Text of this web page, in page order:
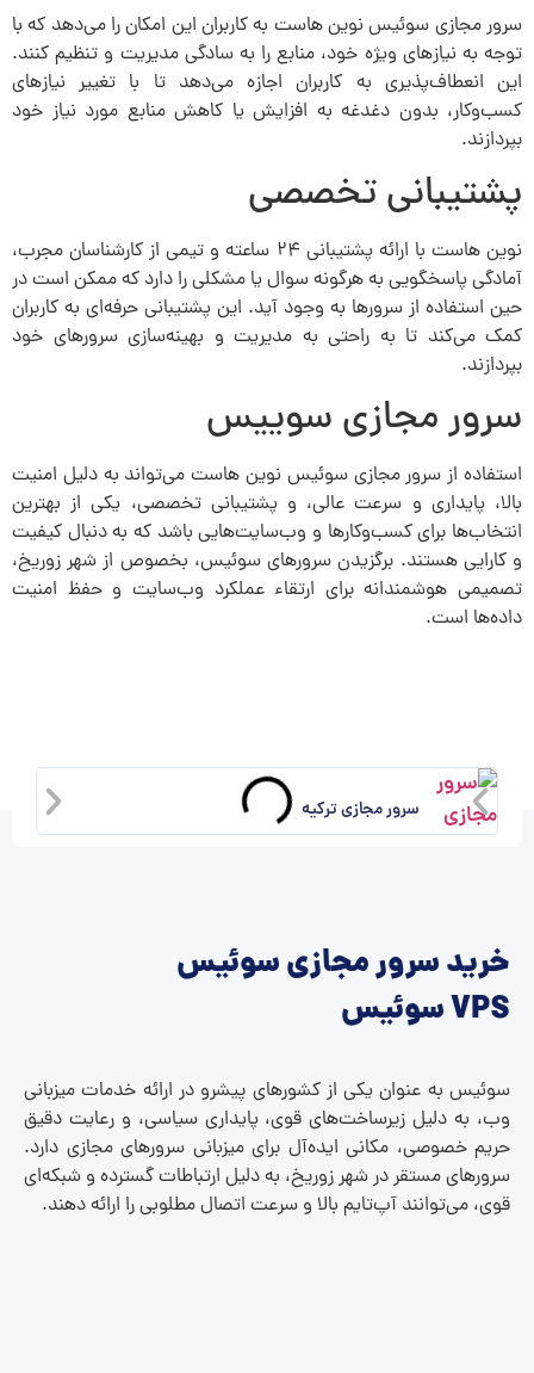
سرور مجازی سوئیس نوین هاست به کاربران این امکان را می‌دهد که با
توجه به نیازهای ویژه خود، منابع را به سادگی مدیریت و تنظیم کنند.
این انعطاف‌پذیری به کاربران اجازه می‌دهد تا با تغییر نیازهای
کسب‌وکار، بدون دغدغه به افزایش یا کاهش منابع مورد نیاز خود
بپردازند.
پشتیبانی تخصصی
نوین هاست با ارائه پشتیبانی ۲۴ ساعته و تیمی از کارشناسان مجرب،
آمادگی پاسخگویی به هرگونه سوال یا مشکلی را دارد که ممکن است در
حین استفاده از سرورها به وجود آید. این پشتیبانی حرفه‌ای به کاربران
کمک می‌کند تا به راحتی به مدیریت و بهینه‌سازی سرورهای خود
بپردازند.
سرور مجازی سوییس
استفاده از سرور مجازی سوئیس نوین هاست می‌تواند به دلیل امنیت
بالا، پایداری و سرعت عالی، و پشتیبانی تخصصی، یکی از بهترین
انتخاب‌ها برای کسب‌وکارها و وب‌سایت‌هایی باشد که به دنبال کیفیت
و کارایی هستند. برگزیدن سرورهای سوئیس، بخصوص از شهر زوریخ،
تصمیمی هوشمندانه برای ارتقاء عملکرد وب‌سایت‌ و حفظ امنیت
داده‌ها است.
سرور مجازی ترکیه
خرید سرور مجازی سوئیس
VPS سوئیس
سوئیس به عنوان یکی از کشورهای پیشرو در ارائه خدمات میزبانی
وب، به دلیل زیرساخت‌های قوی، پایداری سیاسی، و رعایت‌ دقیق
حریم خصوصی، مکانی ایده‌آل برای میزبانی سرورهای مجازی دارد.
سرورهای مستقر در شهر زوریخ، به دلیل ارتباطات گسترده و شبکه‌ای
قوی، می‌توانند آپ‌تایم بالا و سرعت اتصال مطلوبی را ارائه دهند.